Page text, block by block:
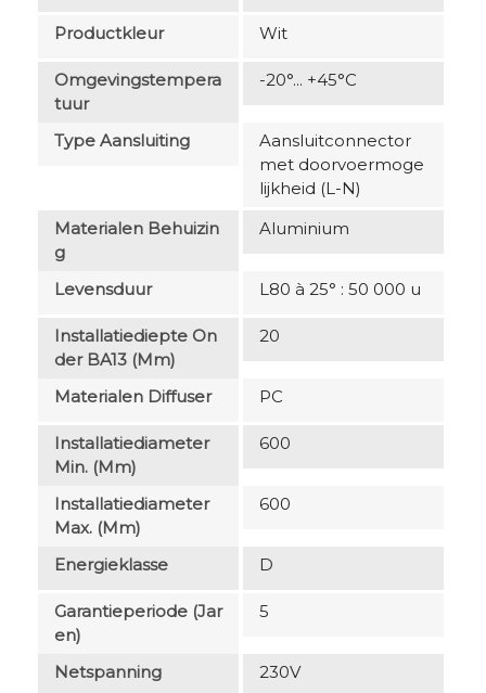
Productkleur Wit
Omgevingstempera
Tuur
-20°... +45°C
Type Aansluiting
Aansluitconnector
met doorvoermoge
lijkheid (L-N)
Materialen Behuizin
G
Aluminium
Levensduur L80 à 25° : 50 000 u
Installatiediepte On
Der BA13 (mm)
20
Materialen Diffuser PC
Installatiediameter
Min. (mm)
600
Installatiediameter
Max. (mm)
600
Energieklasse D
Garantieperiode (jar
En)
5
Netspanning 230V